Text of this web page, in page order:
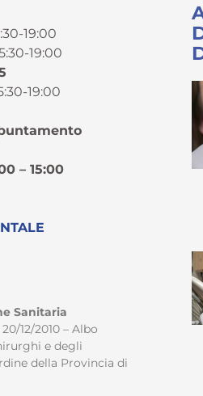
19:00
19:00
19:00
– 15:00
Sanitaria
12/2010 – Albo
e degli
della Provincia di